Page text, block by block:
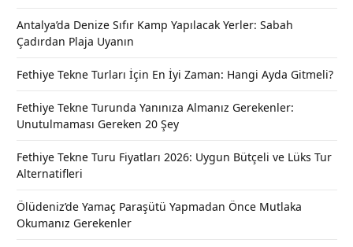
Antalya’da Denize Sıfır Kamp Yapılacak Yerler: Sabah
Çadırdan Plaja Uyanın
Fethiye Tekne Turları İçin En İyi Zaman: Hangi Ayda Gitmeli?
Fethiye Tekne Turunda Yanınıza Almanız Gerekenler:
Unutulmaması Gereken 20 Şey
Fethiye Tekne Turu Fiyatları 2026: Uygun Bütçeli ve Lüks Tur
Alternatifleri
Ölüdeniz’de Yamaç Paraşütü Yapmadan Önce Mutlaka
Okumanız Gerekenler